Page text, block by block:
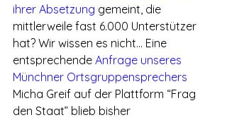
ihrer Absetzung gemeint, die
mittlerweile fast 6.000 Unterstützer
hat? Wir wissen es nicht… Eine
entsprechende Anfrage unseres
Münchner Ortsgruppensprechers
Micha Greif auf der Plattform “Frag
den Staat” blieb bisher